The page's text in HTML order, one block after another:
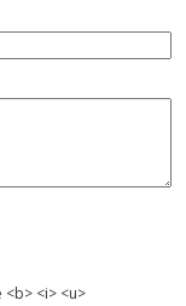
<i> <u>